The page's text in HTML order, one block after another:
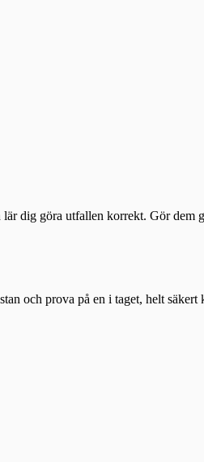
dig göra utfallen korrekt. Gör dem
och prova på en i taget, helt säkert